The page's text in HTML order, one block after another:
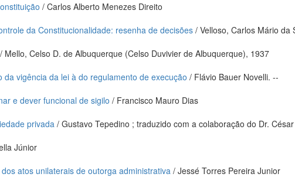
/ Carlos Alberto Menezes Direito
da Constitucionalidade: resenha de decisões / Velloso, Carlos Mário da
/ Mello, Celso D. de Albuquerque (Celso Duvivier de Albuquerque), 1937
vigência da lei à do regulamento de execução / Flávio Bauer Novelli. --
e dever funcional de sigilo / Francisco Mauro Dias
privada / Gustavo Tepedino ; traduzido com a colaboração do Dr.
Júnior
atos unilaterais de outorga administrativa / Jessé Torres Pereira Junior